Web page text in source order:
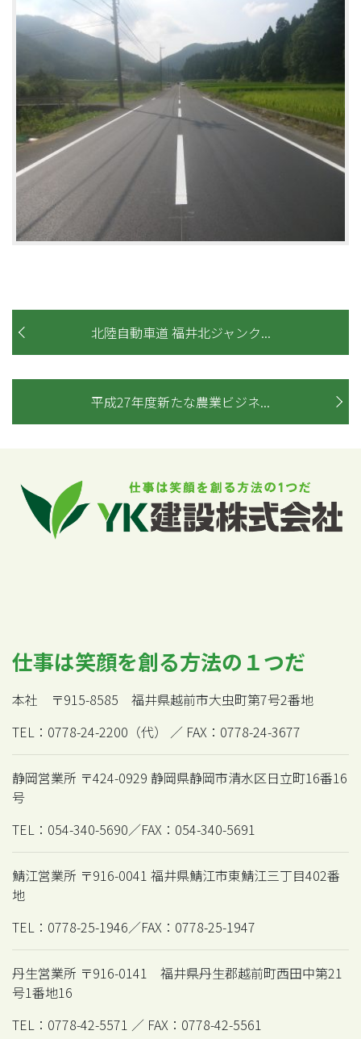
北陸自動車道 福井北ジャンク...
平成27年度新たな農業ビジネ...
仕事は笑顔を創る方法の１つだ
本社 〒915-8585 福井県越前市大虫町第7号2番地
TEL：0778-24-2200（代） ／ FAX：0778-24-3677
静岡営業所 〒424-0929 静岡県静岡市清水区日立町16番16
号
TEL：054-340-5690／FAX：054-340-5691
鯖江営業所 〒916-0041 福井県鯖江市東鯖江三丁目402番
地
TEL：0778-25-1946／FAX：0778-25-1947
丹生営業所 〒916-0141 福井県丹生郡越前町西田中第21
号1番地16
TEL：0778-42-5571 ／ FAX：0778-42-5561